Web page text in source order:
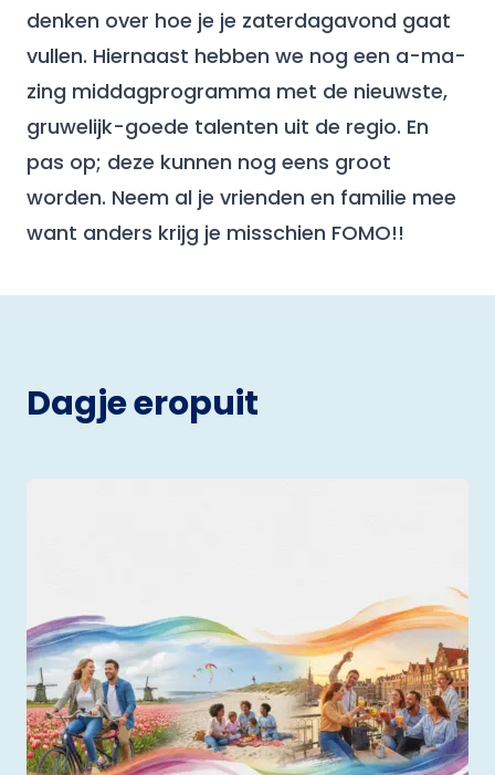
denken over hoe je je zaterdagavond gaat
vullen. Hiernaast hebben we nog een a-ma-
zing middagprogramma met de nieuwste,
gruwelijk-goede talenten uit de regio. En
pas op; deze kunnen nog eens groot
worden. Neem al je vrienden en familie mee
want anders krijg je misschien FOMO!!
Dagje eropuit